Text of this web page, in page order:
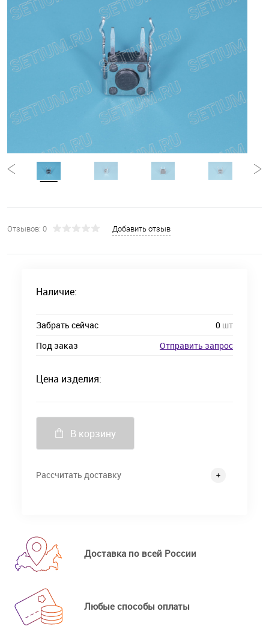
Отзывов: 0 Добавить отзыв
Наличие:
Забрать сейчас 0 шт
Под заказ
Отправить запрос
Цена изделия:
В корзину
Рассчитать доставку
Доставка по всей России
Любые способы оплаты